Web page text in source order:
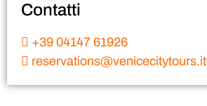
Contatti
+39 04147 61926
reservations@venicecitytours.it